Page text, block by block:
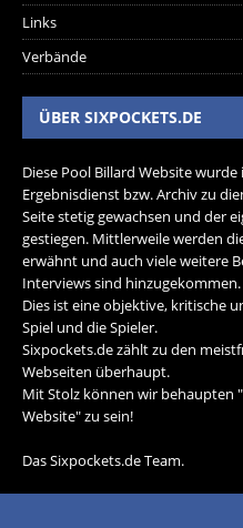
Links
Verbände
ÜBER SIXPOCKETS.DE
Diese Pool Billard Website
Ergebnisdienst bzw. Archiv zu
Seite stetig gewachsen und der
gestiegen. Mittlerweile werden
erwähnt und auch viele weitere
Interviews sind hinzugekommen.
Dies ist eine objektive, kritische
Spiel und die Spieler.
Sixpockets.de zählt zu den
Webseiten überhaupt.
Mit Stolz können wir behaupten
Website" zu sein!
Das Sixpockets.de Team.